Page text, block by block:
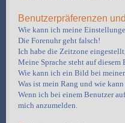
Benutzerpräferenzen
Wie kann ich meine
Die Forenuhr geht falsch!
Ich habe die Zeitzone
Meine Sprache steht auf
Wie kann ich ein Bild bei
Was ist mein Rang und wie
Wenn ich bei einem Benutzer
mich anzumelden.